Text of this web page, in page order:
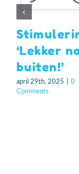
‘Lekker
buiten!’
april 29th, 2025 | 0
Comments